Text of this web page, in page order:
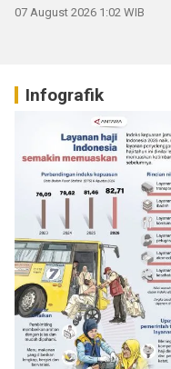
07 August 2026 1:02 WIB
Infografik